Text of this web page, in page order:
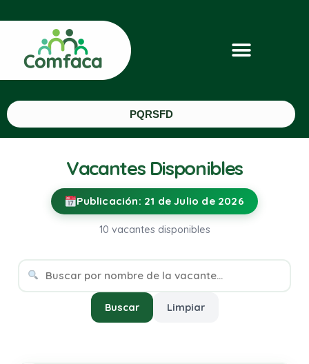
PQRSFD
Vacantes Disponibles
Publicación: 21 de Julio de 2026
10 vacantes disponibles
Buscar Limpiar